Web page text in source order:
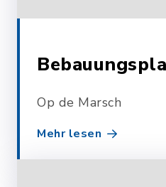
Op de Marsch
Mehr lesen